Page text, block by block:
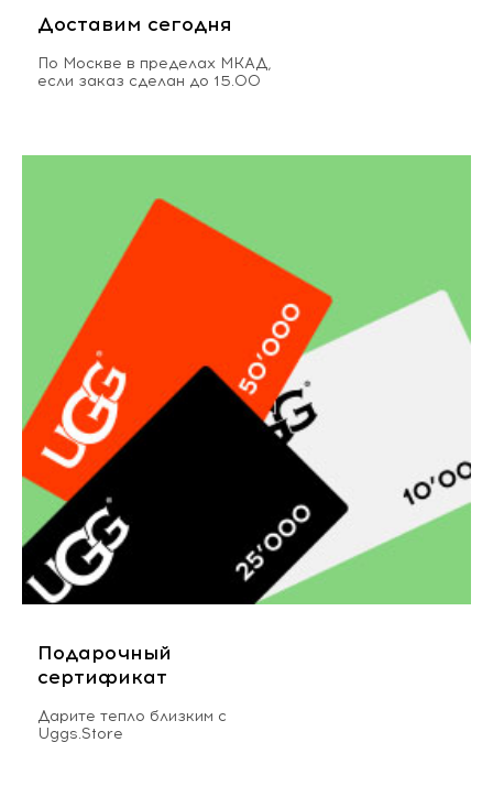
Доставим сегодня
По Москве в пределах МКАД,
если заказ сделан до 15.00
Подарочный
сертификат
Дарите тепло близким с
Uggs.Store